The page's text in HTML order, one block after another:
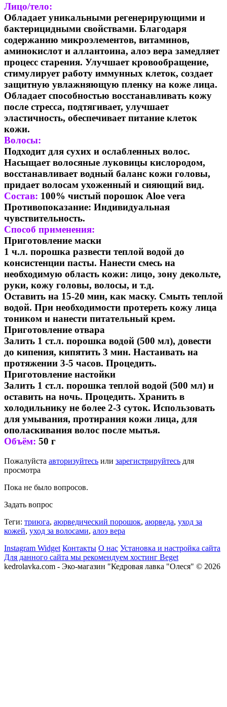
Лицо/тело:
Обладает уникальными регенерирующими и
бактерицидными свойствами. Благодаря
содержанию микроэлементов, витаминов,
аминокислот и аллантоина, алоэ вера замедляет
процесс старения. Улучшает кровообращение,
стимулирует работу иммунных клеток, создает
защитную увлажняющую пленку на коже лица.
Обладает способностью восстанавливать кожу
после стресса, подтягивает, улучшает
эластичность, обеспечивает питание клеток
кожи.
Волосы:
Подходит для сухих и ослабленных волос.
Насыщает волосяные луковицы кислородом,
восстанавливает водный баланс кожи головы,
придает волосам ухоженный и сияющий вид.
Состав: 100% чистый порошок Aloe vera
Противопоказание: Индивидуальная
чувствительность.
Способ применения:
Приготовление маски
1 ч.л. порошка развести теплой водой до
консистенции пасты. Нанести смесь на
необходимую область кожи: лицо, зону декольте,
руки, кожу головы, волосы, и т.д.
Оставить на 15-20 мин, как маску. Смыть теплой
водой. При необходимости протереть кожу лица
тоником и нанести питательный крем.
Приготовление отвара
Залить 1 ст.л. порошка водой (500 мл), довести
до кипения, кипятить 3 мин. Настаивать на
протяжении 3-5 часов. Процедить.
Приготовление настойки
Залить 1 ст.л. порошка теплой водой (500 мл) и
оставить на ночь. Процедить. Хранить в
холодильнику не более 2-3 суток. Использовать
для умывания, протирания кожи лица, для
ополаскивания волос после мытья.
Объём: 50 г
Пожалуйста авторизуйтесь или зарегистрируйтесь для
просмотра
Пока не было вопросов.
Задать вопрос
Теги: триюга, аюрведический порошок, аюрведа, уход за
кожей, уход за волосами, алоэ вера
Instagram Widget Контакты О нас Установка и настройка сайта
Для данного сайта мы рекомендуем хостинг Beget
kedrolavka.com - Эко-магазин "Кедровая лавка "Олеся" © 2026